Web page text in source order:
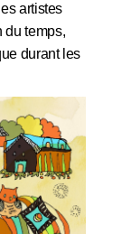
artistes
du temps,
durant les